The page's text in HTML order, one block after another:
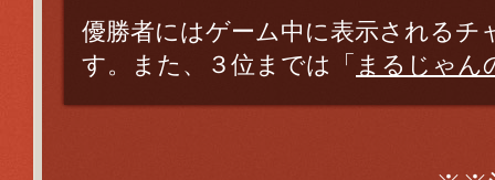
優勝者にはゲーム中に表示される
す。また、３位までは「 まるじゃん